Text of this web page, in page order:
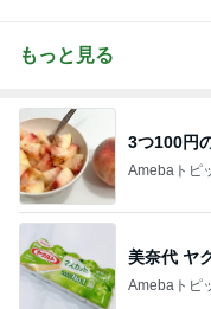
もっと見る
3つ100円
Amebaトピ
美奈代 ヤ
Amebaトピ